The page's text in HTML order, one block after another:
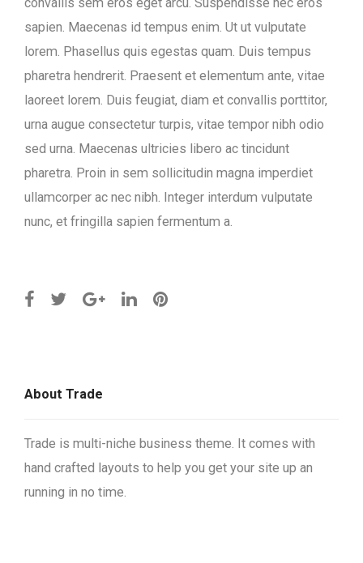
convallis sem eros eget arcu. Suspendisse nec eros
sapien. Maecenas id tempus enim. Ut ut vulputate
lorem. Phasellus quis egestas quam. Duis tempus
pharetra hendrerit. Praesent et elementum ante, vitae
laoreet lorem. Duis feugiat, diam et convallis porttitor,
urna augue consectetur turpis, vitae tempor nibh odio
sed urna. Maecenas ultricies libero ac tincidunt
pharetra. Proin in sem sollicitudin magna imperdiet
ullamcorper ac nec nibh. Integer interdum vulputate
nunc, et fringilla sapien fermentum a.
About Trade
Trade is multi-niche business theme. It comes with
hand crafted layouts to help you get your site up an
running in no time.